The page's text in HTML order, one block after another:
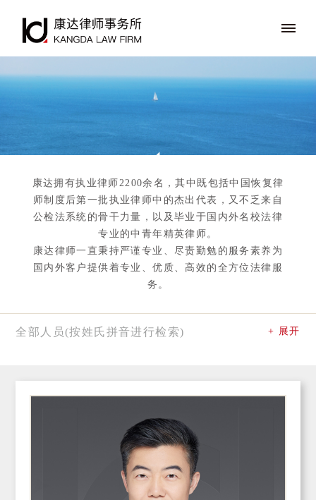
康达拥有执业律师2200余名，其中既包括中国恢复律
师制度后第一批执业律师中的杰出代表，又不乏来自
公检法系统的骨干力量，以及毕业于国内外名校法律
专业的中青年精英律师。
康达律师一直秉持严谨专业、尽责勤勉的服务素养为
国内外客户提供着专业、优质、高效的全方位法律服
务。
全部人员(按姓氏拼音进行检索) + 展开